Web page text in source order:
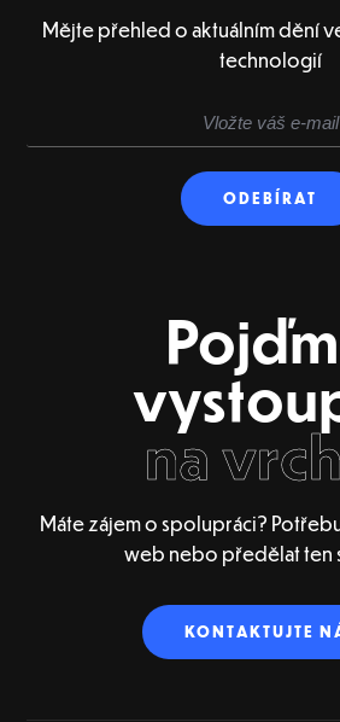
Mějte přehled o aktuálním dění
technologií
na
Máte zájem o spolupráci?
web nebo předělat ten
KONTAKTUJTE